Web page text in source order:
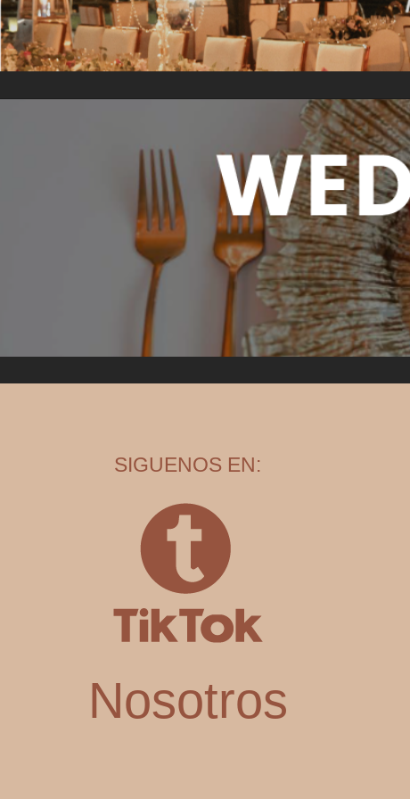
SIGUENOS EN:
Nosotros